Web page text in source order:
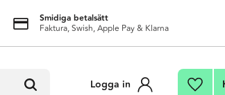
Smidiga betalsätt
Faktura, Swish, Apple Pay & Klarna
Logga in